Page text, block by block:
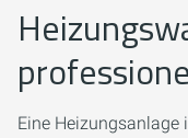
Eine Heizungsanlage